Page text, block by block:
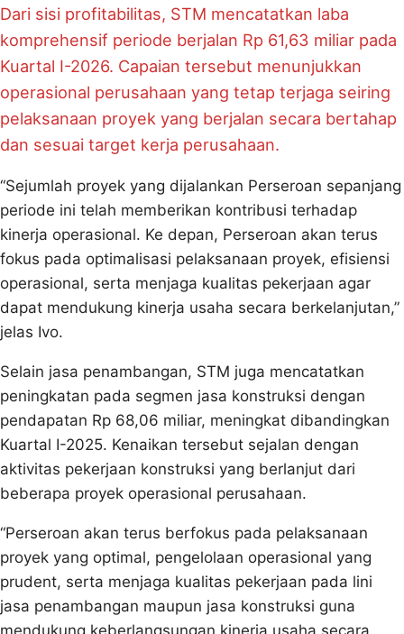
Dari sisi profitabilitas, STM mencatatkan laba
komprehensif periode berjalan Rp 61,63 miliar pada
Kuartal I-2026. Capaian tersebut menunjukkan
operasional perusahaan yang tetap terjaga seiring
pelaksanaan proyek yang berjalan secara bertahap
dan sesuai target kerja perusahaan.
“Sejumlah proyek yang dijalankan Perseroan sepanjang
periode ini telah memberikan kontribusi terhadap
kinerja operasional. Ke depan, Perseroan akan terus
fokus pada optimalisasi pelaksanaan proyek, efisiensi
operasional, serta menjaga kualitas pekerjaan agar
dapat mendukung kinerja usaha secara berkelanjutan,”
jelas Ivo.
Selain jasa penambangan, STM juga mencatatkan
peningkatan pada segmen jasa konstruksi dengan
pendapatan Rp 68,06 miliar, meningkat dibandingkan
Kuartal I-2025. Kenaikan tersebut sejalan dengan
aktivitas pekerjaan konstruksi yang berlanjut dari
beberapa proyek operasional perusahaan.
“Perseroan akan terus berfokus pada pelaksanaan
proyek yang optimal, pengelolaan operasional yang
prudent, serta menjaga kualitas pekerjaan pada lini
jasa penambangan maupun jasa konstruksi guna